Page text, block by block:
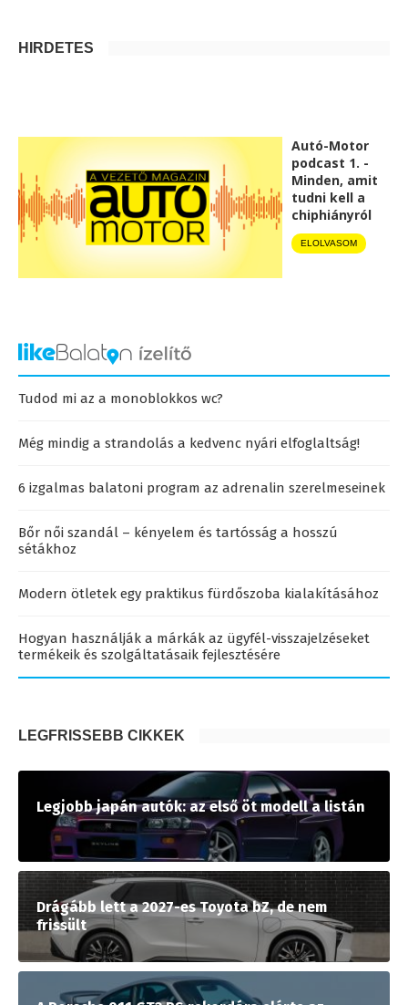
HIRDETÉS
Autó-Motor
podcast 1. -
Minden, amit
tudni kell a
chiphiányról
ELOLVASOM
Tudod mi az a monoblokkos wc?
Még mindig a strandolás a kedvenc nyári elfoglaltság!
6 izgalmas balatoni program az adrenalin szerelmeseinek
Bőr női szandál – kényelem és tartósság a hosszú
sétákhoz
Modern ötletek egy praktikus fürdőszoba kialakításához
Hogyan használják a márkák az ügyfél-visszajelzéseket
termékeik és szolgáltatásaik fejlesztésére
LEGFRISSEBB CIKKEK
Legjobb japán autók: az első öt modell a listán
Drágább lett a 2027-es Toyota bZ, de nem
frissült